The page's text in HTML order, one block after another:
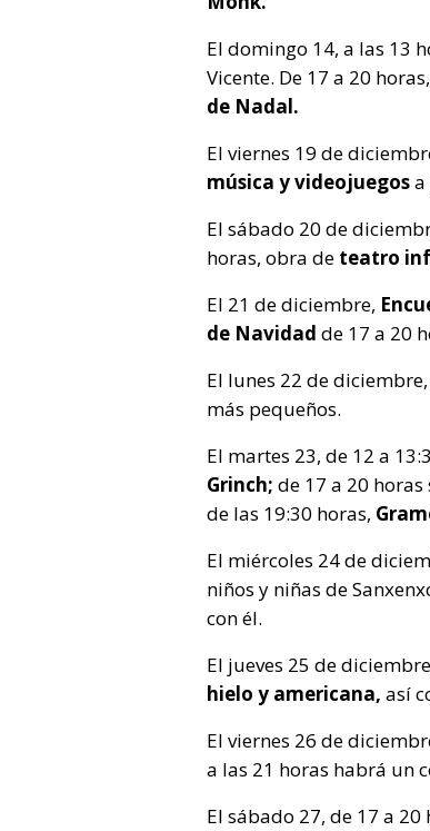
El domingo 14, a las 13
Vicente. De 17 a 20 horas,
de Nadal.
El viernes 19 de
música y videojuegosa
El sábado 20 de
horas, obra de teatro
El 21 de diciembre,
de Navidad de 17 a 20
El lunes 22 de
más pequeños.
El martes 23, de 12 a
Grinch; de 17 a 20
de las 19:30 horas,
El miércoles 24 de
niños y niñas de
con él.
El jueves 25 de
hielo y americana, así
El viernes 26 de
a las 21 horas habrá un
El sábado 27, de 17 a 20